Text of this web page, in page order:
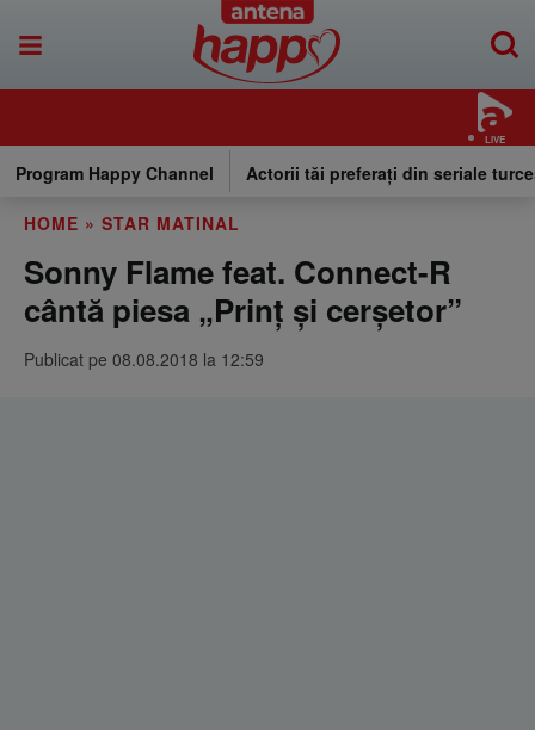
LIVE
Program Happy Channel Actorii tăi preferați din seriale
HOME » STAR MATINAL
Sonny Flame feat. Connect-R
cântă piesa „Prinț și cerșetor”
Publicat pe 08.08.2018 la 12:59